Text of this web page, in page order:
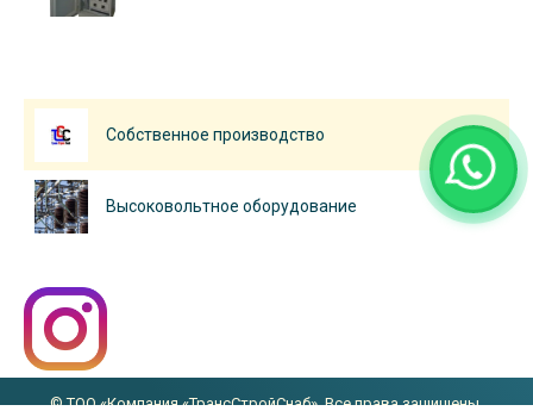
Собственное производство
Высоковольтное оборудование
© ТОО «Компания «ТрансСтройСнаб». Все права защищены.